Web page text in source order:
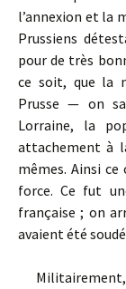
l’annexion et la
Prussiens
pour de très
ce soit, que la
Prusse — on
Lorraine, la
attachement à
mêmes. Ainsi
force. Ce fut
française ; on
avaient été
Militairement,